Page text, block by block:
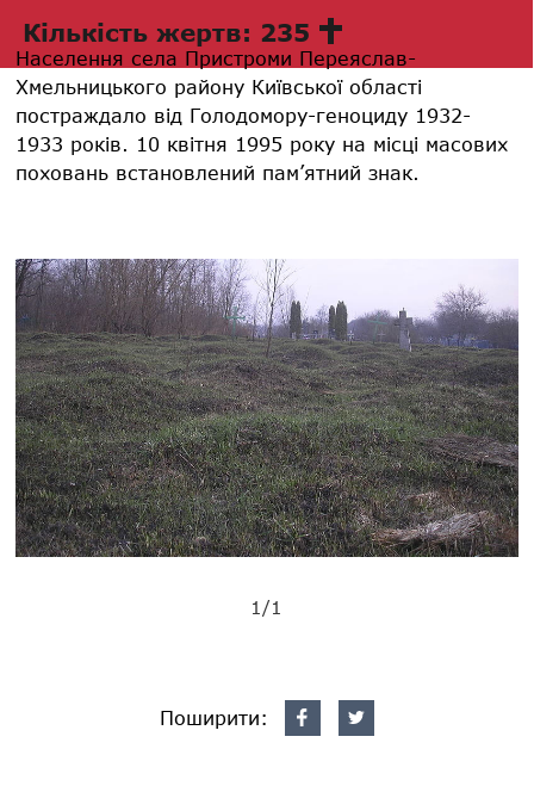
Кількість жертв: 235
Населення села Пристроми Переяслав-
Хмельницького району Київської області
постраждало від Голодомору-геноциду 1932-
1933 років. 10 квітня 1995 року на місці масових
поховань встановлений пам’ятний знак.
1/1
Поширити: